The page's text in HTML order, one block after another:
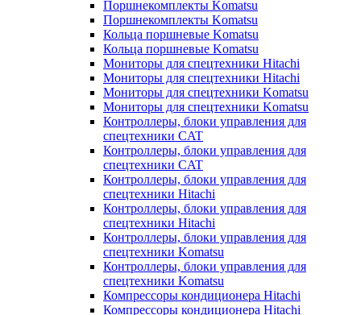
Поршнекомплекты Komatsu
Поршнекомплекты Komatsu
Кольца поршневые Komatsu
Кольца поршневые Komatsu
Мониторы для спецтехники Hitachi
Мониторы для спецтехники Hitachi
Мониторы для спецтехники Komatsu
Мониторы для спецтехники Komatsu
Контроллеры, блоки управления для
спецтехники CAT
Контроллеры, блоки управления для
спецтехники CAT
Контроллеры, блоки управления для
спецтехники Hitachi
Контроллеры, блоки управления для
спецтехники Hitachi
Контроллеры, блоки управления для
спецтехники Komatsu
Контроллеры, блоки управления для
спецтехники Komatsu
Компрессоры кондиционера Hitachi
Компрессоры кондиционера Hitachi